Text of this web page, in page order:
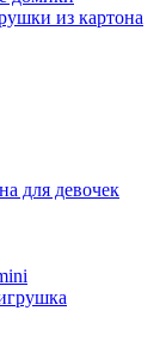
из картона
для девочек